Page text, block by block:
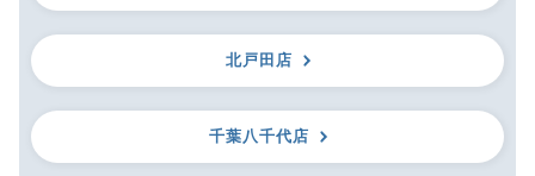
北戸田店
千葉八千代店